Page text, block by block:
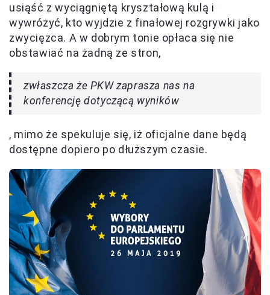
usiąść z wyciągniętą kryształową kulą i
wywróżyć, kto wyjdzie z finałowej rozgrywki jako
zwycięzca. A w dobrym tonie opłaca się nie
obstawiać na żadną ze stron,
zwłaszcza że PKW zaprasza nas na
konferencję dotyczącą wyników
, mimo że spekuluje się, iż oficjalne dane będą
dostępne dopiero po dłuższym czasie.